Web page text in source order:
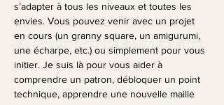
s’adapter à tous les niveaux et toutes les
envies. Vous pouvez venir avec un projet
en cours (un granny square, un amigurumi,
une écharpe, etc.) ou simplement pour vous
initier. Je suis là pour vous aider à
comprendre un patron, débloquer un point
technique, apprendre une nouvelle maille